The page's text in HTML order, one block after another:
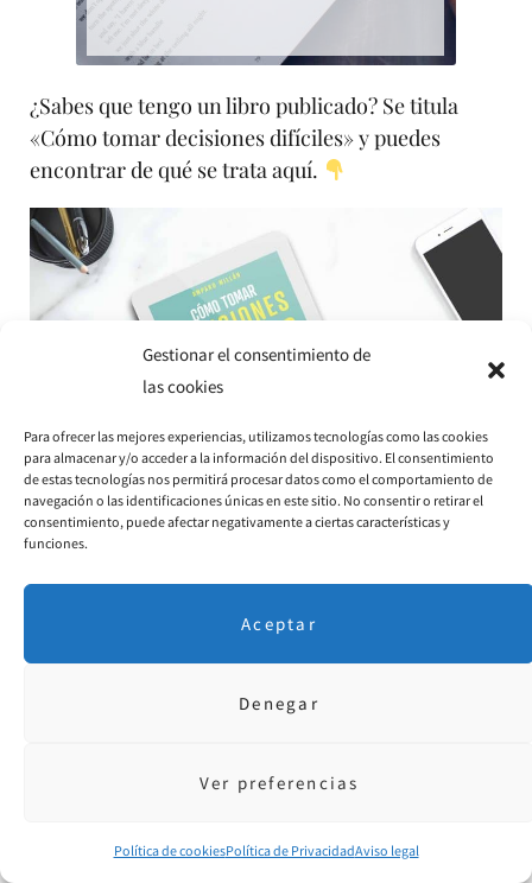
Gestionar el consentimiento de
las cookies
Para ofrecer las mejores experiencias, utilizamos tecnologías como las cookies
para almacenar y/o acceder a la información del dispositivo. El consentimiento
de estas tecnologías nos permitirá procesar datos como el comportamiento de
navegación o las identificaciones únicas en este sitio. No consentir o retirar el
consentimiento, puede afectar negativamente a ciertas características y
funciones.
Aceptar
Denegar
Ver preferencias
Política de cookiesPolítica de PrivacidadAviso legal
¿Sabes que tengo un libro publicado? Se titula
«Cómo tomar decisiones difíciles» y puedes
encontrar de qué se trata aquí.
EMPLEAR BIEN LA MENTE
RESPONSABILIDAD